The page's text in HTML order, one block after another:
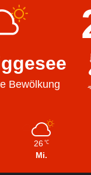
Bewölkung
26 ℃
Mi.